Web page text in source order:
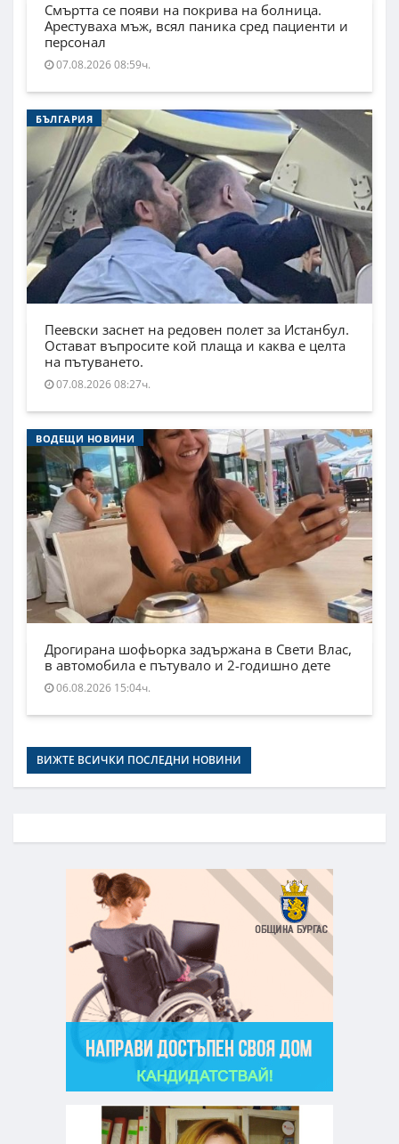
Смъртта се появи на покрива на болница.
Арестуваха мъж, всял паника сред пациенти и
персонал
07.08.2026 08:59ч.
БЪЛГАРИЯ
Пеевски заснет на редовен полет за Истанбул.
Остават въпросите кой плаща и каква е целта
на пътуването.
07.08.2026 08:27ч.
ВОДЕЩИ НОВИНИ
Дрогирана шофьорка задържана в Свети Влас,
в автомобила е пътувало и 2-годишно дете
06.08.2026 15:04ч.
ВИЖТЕ ВСИЧКИ ПОСЛЕДНИ НОВИНИ